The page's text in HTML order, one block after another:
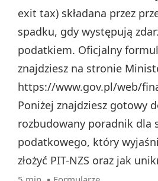
exit tax) składana przez
spadku, gdy występują
podatkiem. Oficjalny
znajdziesz na stronie
https://www.gov.pl/web/
Poniżej znajdziesz gotowy
rozbudowany poradnik dla
podatkowego, który
złożyć PIT-NZS oraz jak